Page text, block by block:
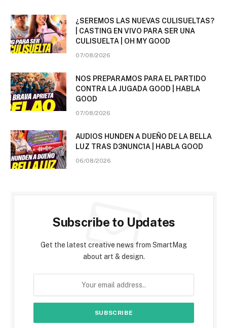
¿SEREMOS LAS NUEVAS CULISUELTAS?
| CASTING EN VIVO PARA SER UNA
CULISUELTA | OH MY GOOD
07/08/2026
NOS PREPARAMOS PARA EL PARTIDO
CONTRA LA JUGADA GOOD | HABLA
GOOD
07/08/2026
AUDIOS HUNDEN A DUEÑO DE LA BELLA
LUZ TRAS D3NUNC1A | HABLA GOOD
06/08/2026
Subscribe to Updates
Get the latest creative news from SmartMag
about art & design.